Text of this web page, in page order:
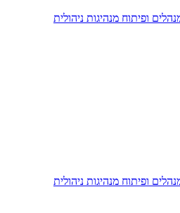
ופיתוח מנהיגות ניהולית
ופיתוח מנהיגות ניהולית